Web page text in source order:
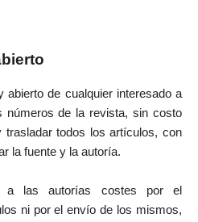
abierto de cualquier interesado a
números de la revista, sin costo
trasladar todos los artículos, con
la fuente y la autoría.
las autorías costes por el
ni por el envío de los mismos,